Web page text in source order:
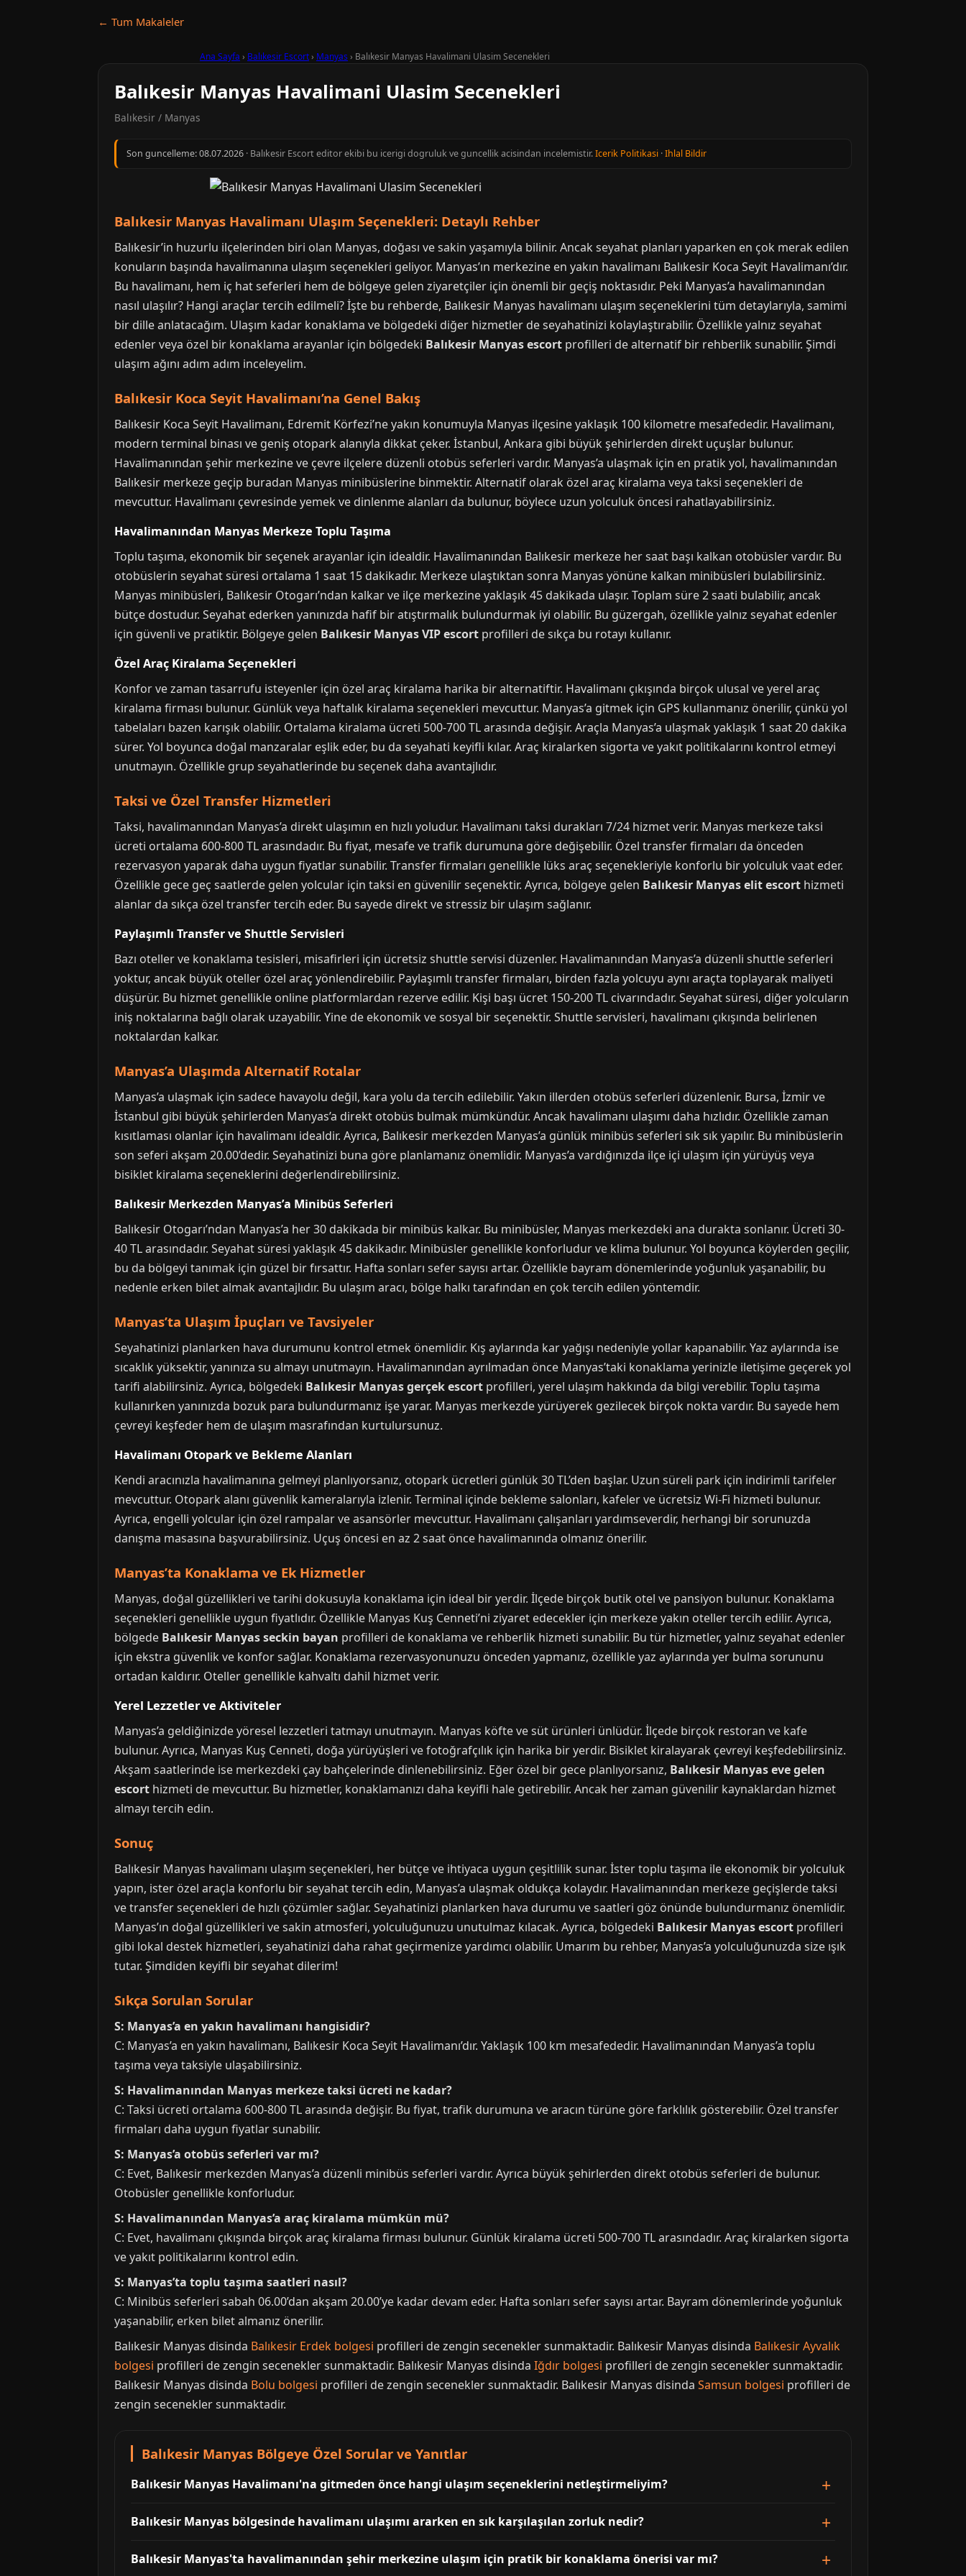
← Tum Makaleler
Ana Sayfa › Balıkesir Escort› Manyas › Balıkesir Manyas Havalimani Ulasim Secenekleri
Balıkesir Manyas Havalimani Ulasim Secenekleri
Balıkesir / Manyas
Son guncelleme:08.07.2026 · Balıkesir Escort editor ekibi bu icerigi dogruluk ve guncellik acisindan incelemistir.Icerik Politikasi ·Ihlal Bildir
Balıkesir Manyas Havalimanı Ulaşım Seçenekleri: Detaylı Rehber
Balıkesir’in huzurlu ilçelerinden biri olan Manyas, doğası ve sakin yaşamıyla bilinir. Ancak seyahat planları yaparken en çok merak edilen
konuların başında havalimanına ulaşım seçenekleri geliyor. Manyas’ın merkezine en yakın havalimanı Balıkesir Koca Seyit Havalimanı’dır.
Bu havalimanı, hem iç hat seferleri hem de bölgeye gelen ziyaretçiler için önemli bir geçiş noktasıdır. Peki Manyas’a havalimanından
nasıl ulaşılır? Hangi araçlar tercih edilmeli? İşte bu rehberde, Balıkesir Manyas havalimanı ulaşım seçeneklerini tüm detaylarıyla, samimi
bir dille anlatacağım. Ulaşım kadar konaklama ve bölgedeki diğer hizmetler de seyahatinizi kolaylaştırabilir. Özellikle yalnız seyahat
edenler veya özel bir konaklama arayanlar için bölgedeki Balıkesir Manyas escort profilleri de alternatif bir rehberlik sunabilir. Şimdi
ulaşım ağını adım adım inceleyelim.
Balıkesir Koca Seyit Havalimanı’na Genel Bakış
Balıkesir Koca Seyit Havalimanı, Edremit Körfezi’ne yakın konumuyla Manyas ilçesine yaklaşık 100 kilometre mesafededir. Havalimanı,
modern terminal binası ve geniş otopark alanıyla dikkat çeker. İstanbul, Ankara gibi büyük şehirlerden direkt uçuşlar bulunur.
Havalimanından şehir merkezine ve çevre ilçelere düzenli otobüs seferleri vardır. Manyas’a ulaşmak için en pratik yol, havalimanından
Balıkesir merkeze geçip buradan Manyas minibüslerine binmektir. Alternatif olarak özel araç kiralama veya taksi seçenekleri de
mevcuttur. Havalimanı çevresinde yemek ve dinlenme alanları da bulunur, böylece uzun yolculuk öncesi rahatlayabilirsiniz.
Havalimanından Manyas Merkeze Toplu Taşıma
Toplu taşıma, ekonomik bir seçenek arayanlar için idealdir. Havalimanından Balıkesir merkeze her saat başı kalkan otobüsler vardır. Bu
otobüslerin seyahat süresi ortalama 1 saat 15 dakikadır. Merkeze ulaştıktan sonra Manyas yönüne kalkan minibüsleri bulabilirsiniz.
Manyas minibüsleri, Balıkesir Otogarı’ndan kalkar ve ilçe merkezine yaklaşık 45 dakikada ulaşır. Toplam süre 2 saati bulabilir, ancak
bütçe dostudur. Seyahat ederken yanınızda hafif bir atıştırmalık bulundurmak iyi olabilir. Bu güzergah, özellikle yalnız seyahat edenler
için güvenli ve pratiktir. Bölgeye gelen Balıkesir Manyas VIP escort profilleri de sıkça bu rotayı kullanır.
Özel Araç Kiralama Seçenekleri
Konfor ve zaman tasarrufu isteyenler için özel araç kiralama harika bir alternatiftir. Havalimanı çıkışında birçok ulusal ve yerel araç
kiralama firması bulunur. Günlük veya haftalık kiralama seçenekleri mevcuttur. Manyas’a gitmek için GPS kullanmanız önerilir, çünkü yol
tabelaları bazen karışık olabilir. Ortalama kiralama ücreti 500-700 TL arasında değişir. Araçla Manyas’a ulaşmak yaklaşık 1 saat 20 dakika
sürer. Yol boyunca doğal manzaralar eşlik eder, bu da seyahati keyifli kılar. Araç kiralarken sigorta ve yakıt politikalarını kontrol etmeyi
unutmayın. Özellikle grup seyahatlerinde bu seçenek daha avantajlıdır.
Taksi ve Özel Transfer Hizmetleri
Taksi, havalimanından Manyas’a direkt ulaşımın en hızlı yoludur. Havalimanı taksi durakları 7/24 hizmet verir. Manyas merkeze taksi
ücreti ortalama 600-800 TL arasındadır. Bu fiyat, mesafe ve trafik durumuna göre değişebilir. Özel transfer firmaları da önceden
rezervasyon yaparak daha uygun fiyatlar sunabilir. Transfer firmaları genellikle lüks araç seçenekleriyle konforlu bir yolculuk vaat eder.
Özellikle gece geç saatlerde gelen yolcular için taksi en güvenilir seçenektir. Ayrıca, bölgeye gelen Balıkesir Manyas elit escort hizmeti
alanlar da sıkça özel transfer tercih eder. Bu sayede direkt ve stressiz bir ulaşım sağlanır.
Paylaşımlı Transfer ve Shuttle Servisleri
Bazı oteller ve konaklama tesisleri, misafirleri için ücretsiz shuttle servisi düzenler. Havalimanından Manyas’a düzenli shuttle seferleri
yoktur, ancak büyük oteller özel araç yönlendirebilir. Paylaşımlı transfer firmaları, birden fazla yolcuyu aynı araçta toplayarak maliyeti
düşürür. Bu hizmet genellikle online platformlardan rezerve edilir. Kişi başı ücret 150-200 TL civarındadır. Seyahat süresi, diğer yolcuların
iniş noktalarına bağlı olarak uzayabilir. Yine de ekonomik ve sosyal bir seçenektir. Shuttle servisleri, havalimanı çıkışında belirlenen
noktalardan kalkar.
Manyas’a Ulaşımda Alternatif Rotalar
Manyas’a ulaşmak için sadece havayolu değil, kara yolu da tercih edilebilir. Yakın illerden otobüs seferleri düzenlenir. Bursa, İzmir ve
İstanbul gibi büyük şehirlerden Manyas’a direkt otobüs bulmak mümkündür. Ancak havalimanı ulaşımı daha hızlıdır. Özellikle zaman
kısıtlaması olanlar için havalimanı idealdir. Ayrıca, Balıkesir merkezden Manyas’a günlük minibüs seferleri sık sık yapılır. Bu minibüslerin
son seferi akşam 20.00’dedir. Seyahatinizi buna göre planlamanız önemlidir. Manyas’a vardığınızda ilçe içi ulaşım için yürüyüş veya
bisiklet kiralama seçeneklerini değerlendirebilirsiniz.
Balıkesir Merkezden Manyas’a Minibüs Seferleri
Balıkesir Otogarı’ndan Manyas’a her 30 dakikada bir minibüs kalkar. Bu minibüsler, Manyas merkezdeki ana durakta sonlanır. Ücreti 30-
40 TL arasındadır. Seyahat süresi yaklaşık 45 dakikadır. Minibüsler genellikle konforludur ve klima bulunur. Yol boyunca köylerden geçilir,
bu da bölgeyi tanımak için güzel bir fırsattır. Hafta sonları sefer sayısı artar. Özellikle bayram dönemlerinde yoğunluk yaşanabilir, bu
nedenle erken bilet almak avantajlıdır. Bu ulaşım aracı, bölge halkı tarafından en çok tercih edilen yöntemdir.
Manyas’ta Ulaşım İpuçları ve Tavsiyeler
Seyahatinizi planlarken hava durumunu kontrol etmek önemlidir. Kış aylarında kar yağışı nedeniyle yollar kapanabilir. Yaz aylarında ise
sıcaklık yüksektir, yanınıza su almayı unutmayın. Havalimanından ayrılmadan önce Manyas’taki konaklama yerinizle iletişime geçerek yol
tarifi alabilirsiniz. Ayrıca, bölgedeki Balıkesir Manyas gerçek escort profilleri, yerel ulaşım hakkında da bilgi verebilir. Toplu taşıma
kullanırken yanınızda bozuk para bulundurmanız işe yarar. Manyas merkezde yürüyerek gezilecek birçok nokta vardır. Bu sayede hem
çevreyi keşfeder hem de ulaşım masrafından kurtulursunuz.
Havalimanı Otopark ve Bekleme Alanları
Kendi aracınızla havalimanına gelmeyi planlıyorsanız, otopark ücretleri günlük 30 TL’den başlar. Uzun süreli park için indirimli tarifeler
mevcuttur. Otopark alanı güvenlik kameralarıyla izlenir. Terminal içinde bekleme salonları, kafeler ve ücretsiz Wi-Fi hizmeti bulunur.
Ayrıca, engelli yolcular için özel rampalar ve asansörler mevcuttur. Havalimanı çalışanları yardımseverdir, herhangi bir sorunuzda
danışma masasına başvurabilirsiniz. Uçuş öncesi en az 2 saat önce havalimanında olmanız önerilir.
Manyas’ta Konaklama ve Ek Hizmetler
Manyas, doğal güzellikleri ve tarihi dokusuyla konaklama için ideal bir yerdir. İlçede birçok butik otel ve pansiyon bulunur. Konaklama
seçenekleri genellikle uygun fiyatlıdır. Özellikle Manyas Kuş Cenneti’ni ziyaret edecekler için merkeze yakın oteller tercih edilir. Ayrıca,
bölgede Balıkesir Manyas seckin bayan profilleri de konaklama ve rehberlik hizmeti sunabilir. Bu tür hizmetler, yalnız seyahat edenler
için ekstra güvenlik ve konfor sağlar. Konaklama rezervasyonunuzu önceden yapmanız, özellikle yaz aylarında yer bulma sorununu
ortadan kaldırır. Oteller genellikle kahvaltı dahil hizmet verir.
Yerel Lezzetler ve Aktiviteler
Manyas’a geldiğinizde yöresel lezzetleri tatmayı unutmayın. Manyas köfte ve süt ürünleri ünlüdür. İlçede birçok restoran ve kafe
bulunur. Ayrıca, Manyas Kuş Cenneti, doğa yürüyüşleri ve fotoğrafçılık için harika bir yerdir. Bisiklet kiralayarak çevreyi keşfedebilirsiniz.
Akşam saatlerinde ise merkezdeki çay bahçelerinde dinlenebilirsiniz. Eğer özel bir gece planlıyorsanız, Balıkesir Manyas eve gelen
escort hizmeti de mevcuttur. Bu hizmetler, konaklamanızı daha keyifli hale getirebilir. Ancak her zaman güvenilir kaynaklardan hizmet
almayı tercih edin.
Sonuç
Balıkesir Manyas havalimanı ulaşım seçenekleri, her bütçe ve ihtiyaca uygun çeşitlilik sunar. İster toplu taşıma ile ekonomik bir yolculuk
yapın, ister özel araçla konforlu bir seyahat tercih edin, Manyas’a ulaşmak oldukça kolaydır. Havalimanından merkeze geçişlerde taksi
ve transfer seçenekleri de hızlı çözümler sağlar. Seyahatinizi planlarken hava durumu ve saatleri göz önünde bulundurmanız önemlidir.
Manyas’ın doğal güzellikleri ve sakin atmosferi, yolculuğunuzu unutulmaz kılacak. Ayrıca, bölgedeki Balıkesir Manyas escort profilleri
gibi lokal destek hizmetleri, seyahatinizi daha rahat geçirmenize yardımcı olabilir. Umarım bu rehber, Manyas’a yolculuğunuzda size ışık
tutar. Şimdiden keyifli bir seyahat dilerim!
Sıkça Sorulan Sorular
S: Manyas’a en yakın havalimanı hangisidir?
C: Manyas’a en yakın havalimanı, Balıkesir Koca Seyit Havalimanı’dır. Yaklaşık 100 km mesafededir. Havalimanından Manyas’a toplu
taşıma veya taksiyle ulaşabilirsiniz.
S: Havalimanından Manyas merkeze taksi ücreti ne kadar?
C: Taksi ücreti ortalama 600-800 TL arasında değişir. Bu fiyat, trafik durumuna ve aracın türüne göre farklılık gösterebilir. Özel transfer
firmaları daha uygun fiyatlar sunabilir.
S: Manyas’a otobüs seferleri var mı?
C: Evet, Balıkesir merkezden Manyas’a düzenli minibüs seferleri vardır. Ayrıca büyük şehirlerden direkt otobüs seferleri de bulunur.
Otobüsler genellikle konforludur.
S: Havalimanından Manyas’a araç kiralama mümkün mü?
C: Evet, havalimanı çıkışında birçok araç kiralama firması bulunur. Günlük kiralama ücreti 500-700 TL arasındadır. Araç kiralarken sigorta
ve yakıt politikalarını kontrol edin.
S: Manyas’ta toplu taşıma saatleri nasıl?
C: Minibüs seferleri sabah 06.00’dan akşam 20.00’ye kadar devam eder. Hafta sonları sefer sayısı artar. Bayram dönemlerinde yoğunluk
yaşanabilir, erken bilet almanız önerilir.
Balıkesir Manyas disinda Balıkesir Erdek bolgesi profilleri de zengin secenekler sunmaktadir. Balıkesir Manyas disinda Balıkesir Ayvalık
bolgesi profilleri de zengin secenekler sunmaktadir. Balıkesir Manyas disinda Iğdır bolgesi profilleri de zengin secenekler sunmaktadir.
Balıkesir Manyas disinda Bolu bolgesi profilleri de zengin secenekler sunmaktadir. Balıkesir Manyas disinda Samsun bolgesi profilleri de
zengin secenekler sunmaktadir.
Balıkesir Manyas Bölgeye Özel Sorular ve Yanıtlar
Balıkesir Manyas Havalimanı'na gitmeden önce hangi ulaşım seçeneklerini netleştirmeliyim?
Balıkesir Manyas bölgesinde havalimanı ulaşımı ararken en sık karşılaşılan zorluk nedir?
Balıkesir Manyas'ta havalimanından şehir merkezine ulaşım için pratik bir konaklama önerisi var mı?